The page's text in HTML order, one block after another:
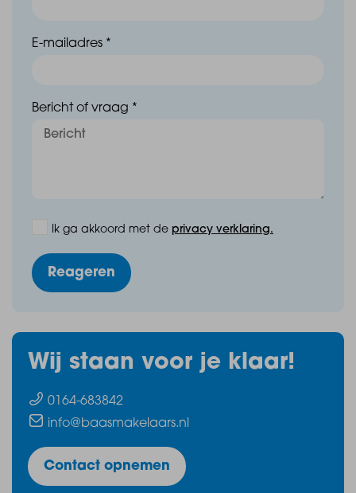
E-mailadres *
Bericht of vraag *
Ik ga akkoord met de privacy verklaring.
Reageren
Wij staan voor je klaar!
0164-683842
info@baasmakelaars.nl
Contact opnemen